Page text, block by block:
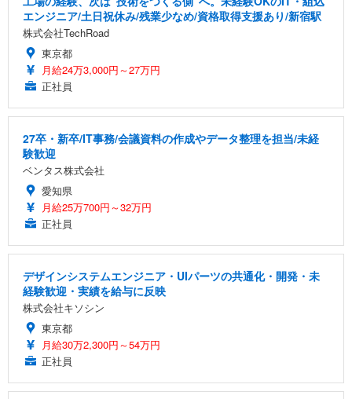
エンジニア/土日祝休み/残業少なめ/資格取得支援あり/新宿駅
株式会社TechRoad
東京都
月給24万3,000円～27万円
正社員
27卒・新卒/IT事務/会議資料の作成やデータ整理を担当/未経
験歓迎
ベンタス株式会社
愛知県
月給25万700円～32万円
正社員
デザインシステムエンジニア・UIパーツの共通化・開発・未
経験歓迎・実績を給与に反映
株式会社キソシン
東京都
月給30万2,300円～54万円
正社員